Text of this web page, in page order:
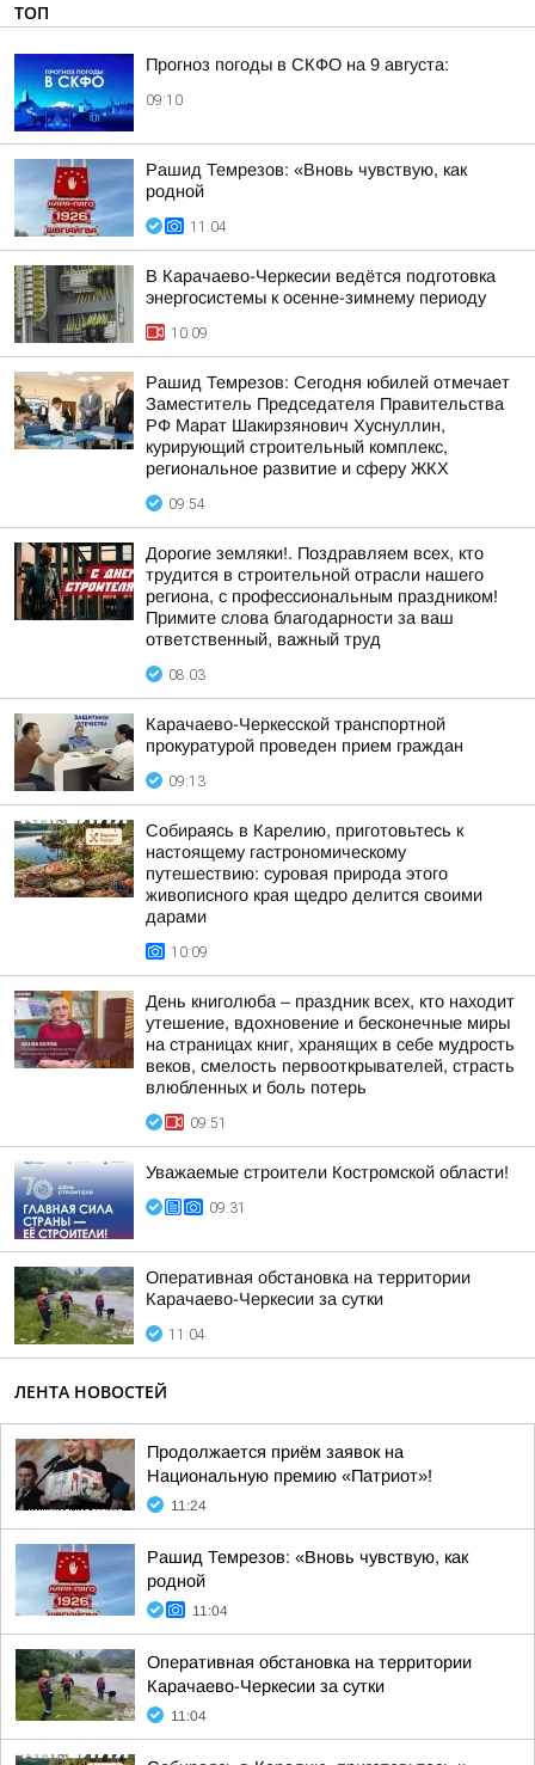
ТОП
Прогноз погоды в СКФО на 9 августа:
09:10
Рашид Темрезов: «Вновь чувствую, как
родной
11:04
В Карачаево-Черкесии ведётся подготовка
энергосистемы к осенне-зимнему периоду
10:09
Рашид Темрезов: Сегодня юбилей отмечает
Заместитель Председателя Правительства
РФ Марат Шакирзянович Хуснуллин,
курирующий строительный комплекс,
региональное развитие и сферу ЖКХ
09:54
Дорогие земляки!. Поздравляем всех, кто
трудится в строительной отрасли нашего
региона, с профессиональным праздником!
Примите слова благодарности за ваш
ответственный, важный труд
08:03
Карачаево-Черкесской транспортной
прокуратурой проведен прием граждан
09:13
Собираясь в Карелию, приготовьтесь к
настоящему гастрономическому
путешествию: суровая природа этого
живописного края щедро делится своими
дарами
10:09
День книголюба – праздник всех, кто находит
утешение, вдохновение и бесконечные миры
на страницах книг, хранящих в себе мудрость
веков, смелость первооткрывателей, страсть
влюбленных и боль потерь
09:51
Уважаемые строители Костромской области!
09:31
Оперативная обстановка на территории
Карачаево-Черкесии за сутки
11:04
ЛЕНТА НОВОСТЕЙ
Продолжается приём заявок на
Национальную премию «Патриот»!
11:24
Рашид Темрезов: «Вновь чувствую, как
родной
11:04
Оперативная обстановка на территории
Карачаево-Черкесии за сутки
11:04